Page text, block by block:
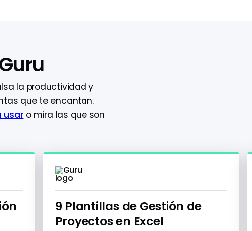
la productividad y
que te encantan.
usar o mira las que son
9 Plantillas de Gestión de
Proyectos en Excel